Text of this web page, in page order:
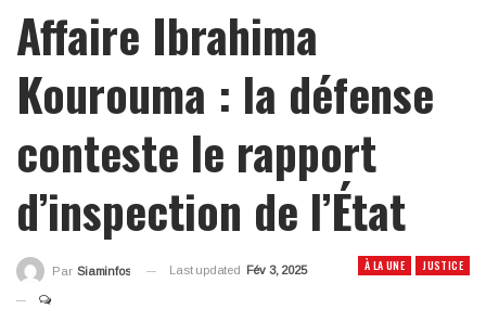
Affaire Ibrahima
Kourouma : la défense
conteste le rapport
d’inspection de l’État
À LA UNE JUSTICE
Par Siaminfos Last updated Fév 3, 2025